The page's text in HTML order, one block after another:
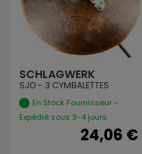
SCHLAGWERK
SJO - 3 CYMBALETTES
En Stock Fournisseur -
Expédié sous 3-4 jours
24,06 €